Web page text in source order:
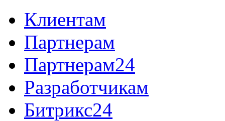
Клиентам
Партнерам
Партнерам24
Разработчикам
Битрикс24